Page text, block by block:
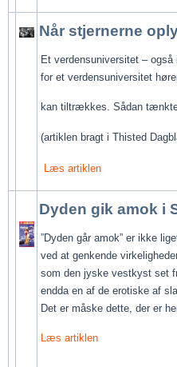
Når stjernerne
Et verdensuniversitet –
for et verdensuniversitet
kan tiltrækkes. Sådan
(artiklen bragt i Thisted
Læs artiklen
Dyden gik amok i
”Dyden går amok” er ikke
ved at genkende
som den jyske vestkyst set
endda en af de erotiske af
Det er måske dette, der er
Læs artiklen